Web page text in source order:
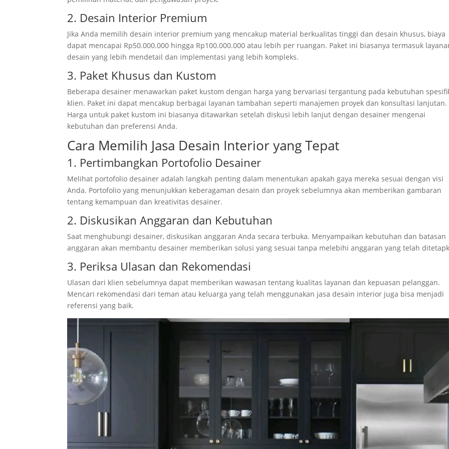
2. Desain Interior Premium
Jika Anda memilih desain interior premium yang mencakup material berkualitas tinggi dan desain khusus, biaya
dapat mencapai Rp50.000.000 hingga Rp100.000.000 atau lebih per ruangan. Paket ini biasanya termasuk
desain yang lebih mendetail dan implementasi yang lebih kompleks.
3. Paket Khusus dan Kustom
Beberapa desainer menawarkan paket kustom dengan harga yang bervariasi tergantung pada kebutuhan
klien. Paket ini dapat mencakup berbagai layanan tambahan seperti manajemen proyek dan konsultasi lanjutan.
Harga untuk paket kustom ini biasanya ditawarkan setelah diskusi lebih lanjut dengan desainer mengenai
kebutuhan dan preferensi Anda.
Cara Memilih Jasa Desain Interior yang Tepat
1. Pertimbangkan Portofolio Desainer
Melihat portofolio desainer adalah langkah penting dalam menentukan apakah gaya mereka sesuai dengan visi
Anda. Portofolio yang menunjukkan keberagaman desain dan proyek sebelumnya akan memberikan gambaran
tentang kemampuan dan kreativitas desainer.
2. Diskusikan Anggaran dan Kebutuhan
Saat menghubungi desainer, diskusikan anggaran Anda secara terbuka. Menyampaikan kebutuhan dan batasan
anggaran akan membantu desainer memberikan solusi yang sesuai tanpa melebihi anggaran yang telah
3. Periksa Ulasan dan Rekomendasi
Ulasan dari klien sebelumnya dapat memberikan wawasan tentang kualitas layanan dan kepuasan pelanggan.
Mencari rekomendasi dari teman atau keluarga yang telah menggunakan jasa desain interior juga bisa menjadi
referensi yang baik.